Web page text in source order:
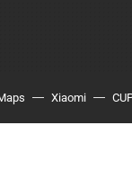
Xiaomi